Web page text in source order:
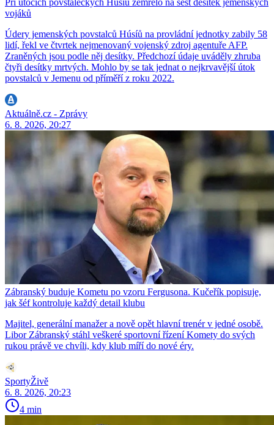
vojáků
Údery jemenských povstalců Húsíů na provládní jednotky zabily 58
lidí, řekl ve čtvrtek nejmenovaný vojenský zdroj agentuře AFP.
Zraněných jsou podle něj desítky. Předchozí údaje uváděly zhruba
čtyři desítky mrtvých. Mohlo by se tak jednat o nejkrvavější útok
povstalců v Jemenu od příměří z roku 2022.
Aktuálně.cz - Zprávy
6. 8. 2026, 20:27
Zábranský buduje Kometu po vzoru Fergusona. Kučeřík popisuje,
jak šéf kontroluje každý detail klubu
Majitel, generální manažer a nově opět hlavní trenér v jedné osobě.
Libor Zábranský stáhl veškeré sportovní řízení Komety do svých
rukou právě ve chvíli, kdy klub míří do nové éry.
SportyŽivě
6. 8. 2026, 20:23
4 min